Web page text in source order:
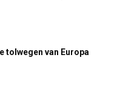
tolwegen van Europa